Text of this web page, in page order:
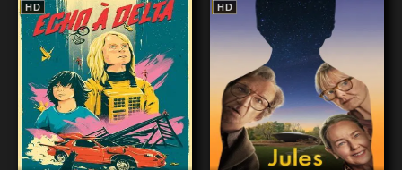
HD HD